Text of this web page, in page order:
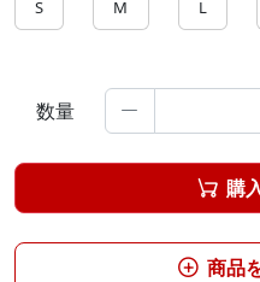
S M L
数量 
 購
 商品